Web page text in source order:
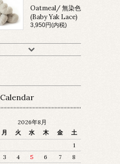
Oatmeal/ 無染色
(Baby Yak Lace)
3,950円(内税)
Calendar
2026年8月
月 火 水 木 金
土
1
3 4 5 6 7
8